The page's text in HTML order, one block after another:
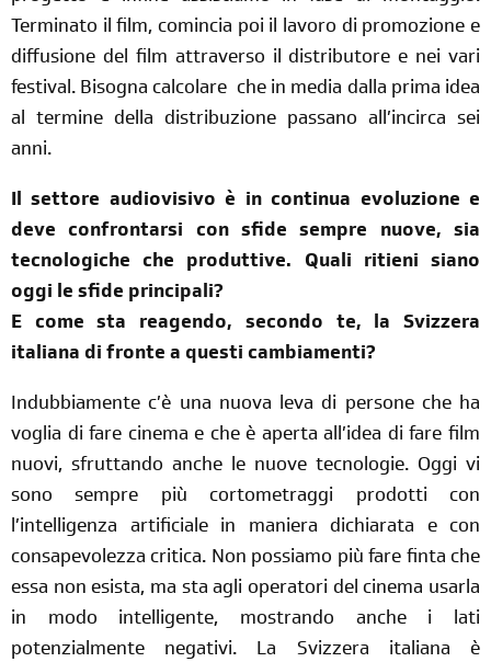
Terminato il film, comincia poi il lavoro di promozione e
diffusione del film attraverso il distributore e nei vari
festival. Bisognacalcolare chein media dalla prima idea
al termine della distribuzione passano all’incirca sei
anni.
Il settore audiovisivo è in continua evoluzione e
deve confrontarsi con sfide sempre nuove, sia
tecnologiche che produttive. Quali ritieni siano
oggi le sfide principali?
E come sta reagendo, secondo te, la Svizzera
italiana di fronte a questi cambiamenti?
Indubbiamente c’è una nuova leva di persone che ha
voglia di fare cinema e che è aperta all’idea di fare film
nuovi, sfruttando anche le nuove tecnologie. Oggi vi
sono sempre più cortometraggi prodotti con
l’intelligenza artificiale in maniera dichiarata e con
consapevolezza critica. Non possiamo più fare finta che
essa non esista, ma sta agli operatori del cinema usarla
in modo intelligente, mostrando anche i lati
potenzialmente negativi. La Svizzera italiana è